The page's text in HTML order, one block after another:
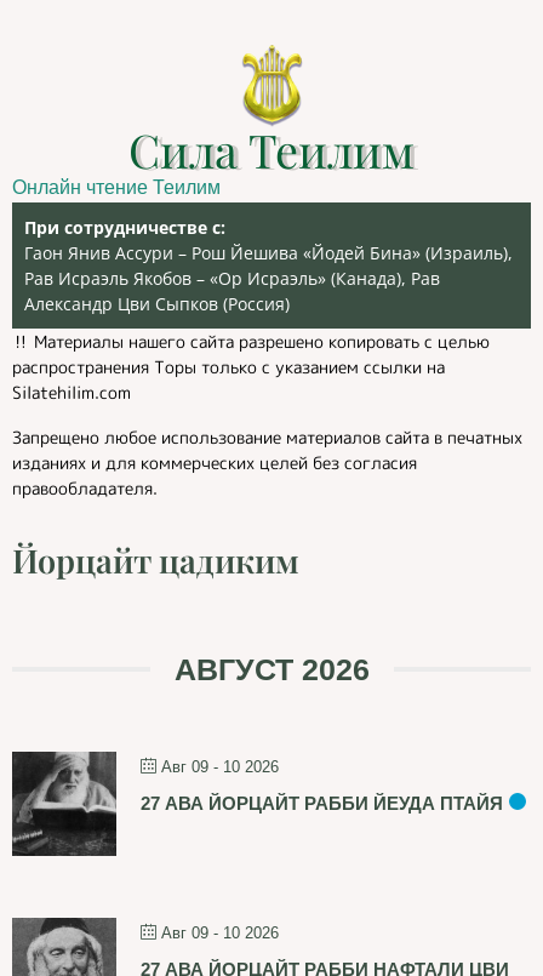
Сила Теилим
Онлайн чтение Теилим
При сотрудничестве с:
Гаон Янив Ассури – Рош Йешива «Йодей Бина» (Израиль),
Рав Исраэль Якобов – «Ор Исраэль» (Канада), Рав
Александр Цви Сыпков (Россия)
‼️ Материалы нашего сайта разрешено копировать с целью
распространения Торы только с указанием ссылки на
Silatehilim.com
Запрещено любое использование материалов сайта в печатных
изданиях и для коммерческих целей без согласия
правообладателя.
Йорцайт цадиким
АВГУСТ 2026
Авг 09 - 10 2026
27 АВА ЙОРЦАЙТ РАББИ ЙЕУДА ПТАЙЯ
Авг 09 - 10 2026
27 АВА ЙОРЦАЙТ РАББИ НАФТАЛИ ЦВИ